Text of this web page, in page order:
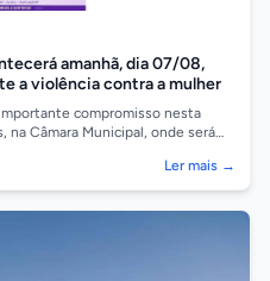
amanhã, dia 07/08,
a violência contra a mulher
compromisso nesta
na Câmara Municipal, onde será
Ler mais →